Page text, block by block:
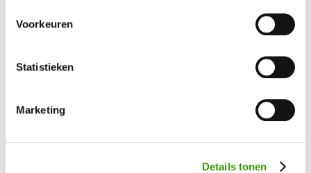
Voorkeuren
Statistieken
Marketing
Details tonen